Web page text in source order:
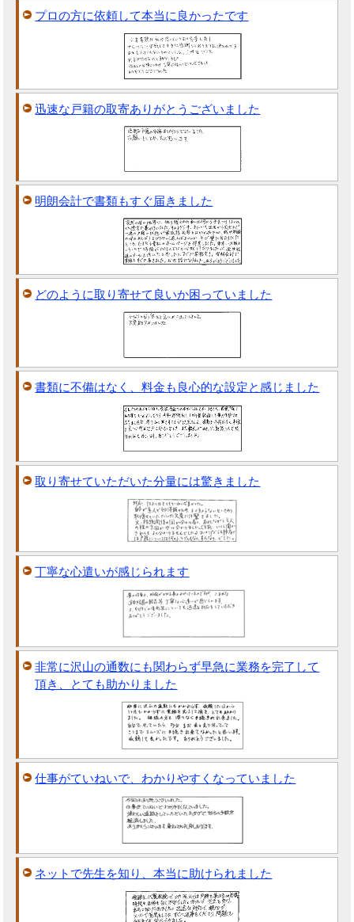
プロの方に依頼して本当に良かったです
迅速な戸籍の取寄ありがとうございました
明朗会計で書類もすぐ届きました
どのように取り寄せて良いか困っていました
書類に不備はなく、料金も良心的な設定と感じました
取り寄せていただいた分量には驚きました
丁寧な心遣いが感じられます
非常に沢山の通数にも関わらず早急に業務を完了して
頂き、とても助かりました
仕事がていねいで、わかりやすくなっていました
ネットで先生を知り、本当に助けられました